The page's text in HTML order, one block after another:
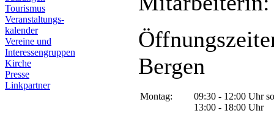
Tourismus
Veranstaltungs-
kalender
Vereine und
Interessen­gruppen
Kirche
Presse
Linkpartner
Bergen
Montag:
09:30 - 12:00 Uhr
13:00 - 18:00 Uhr